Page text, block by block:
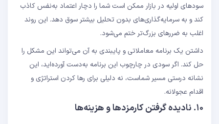
سودهای اولیه در بازار ممکن است شما را دچار اعتماد به‌نفس کاذب
کند و به سرمایه‌گذاری‌های بدون تحلیل بیشتر سوق دهد. این روند
اغلب به ضررهای بزرگ‌تر ختم می‌شود.
داشتن یک برنامه معاملاتی و پایبندی به آن می‌تواند این مشکل را
حل کند. اگر سودی در چارچوب این برنامه به‌دست آورده‌اید، این
نشانه درستی مسیر شماست، نه دلیلی برای رها کردن استراتژی و
اقدام عجولانه.
۱۰. نادیده گرفتن کارمزدها و هزینه‌ها